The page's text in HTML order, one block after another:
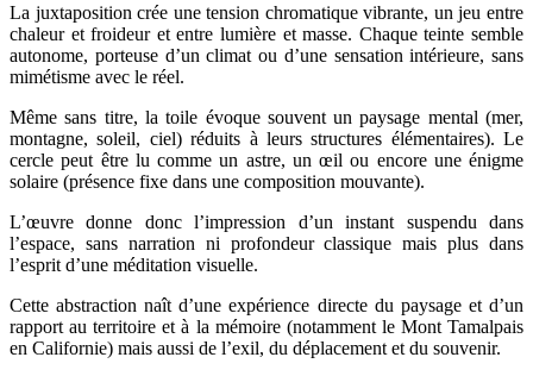
La juxtaposition crée une tension chromatique vibrante, un jeu entre
chaleur et froideur et entre lumière et masse. Chaque teinte semble
autonome, porteuse d’un climat ou d’une sensation intérieure, sans
mimétisme avec le réel.
Même sans titre, la toile évoque souvent un paysage mental (mer,
montagne, soleil, ciel) réduits à leurs structures élémentaires). Le
cercle peut être lu comme un astre, un œil ou encore une énigme
solaire (présence fixe dans une composition mouvante).
L’œuvre donne donc l’impression d’un instant suspendu dans
l’espace, sans narration ni profondeur classique mais plus dans
l’esprit d’une méditation visuelle.
Cette abstraction naît d’une expérience directe du paysage et d’un
rapport au territoire et à la mémoire (notamment le Mont Tamalpais
en Californie) mais aussi de l’exil, du déplacement et du souvenir.